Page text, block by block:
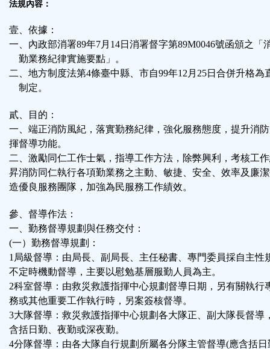
法規內容：
壹、依據：
一、內政部消署89年7月14日消署督字第89M0046號函頒之「
勤業務紀律實施要點」。
二、地方制度法第4條臺中縣、市自99年12月25日合併升格為
制定。
貳、目的：
一、端正消防風紀，落實勤務紀律，強化服務態度，提升消
揮督導功能。
二、激勵同仁工作士氣，指導工作方法，除弊興利，考核工
昇消防同仁執行各項勤業務之主動、敏捷、安全、效率及廉
造優良服務團隊，加強為民服務工作績效。
參、督導作法：
一、勤務督導規劃與任務交付：
(一）勤務督導規劃：
1局級督導：由局長、副局長、主任秘書、專門委員採自主性
不定時機動督導，主要以慰勉基層服勤人員為主。
2科室督導：由救災救護指揮中心規劃督導日期，另有關執行
務或其他重要工作執行時，另案簽核督導。
3大隊督導：救災救護指揮中心規劃各大隊正、副大隊長督導
含括日勤、夜勤或深夜勤。
4分隊督導：由各大隊自行規劃所屬各分隊主管督導(應含括